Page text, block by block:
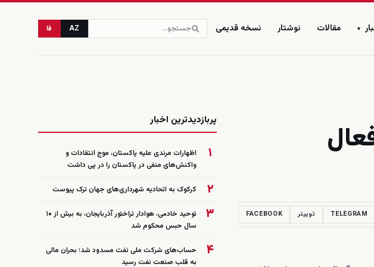
▾ مقالات نوشتار نسخه قدیمی AZ فا
TELEGRAM توییتر FACEBOOK
پربازدیدترین اخبار
۱
اظهارات مرندی علیه پاکستان، موج انتقادات و
واکنش‌های منفی در پاکستان را در پی داشت
۲ کرکوک به اتحادیه شهرداری‌های جهان ترک پیوست
۳
توحید خادمی، هوادار تراختور آذربایجان، به بیش از ۱۰
سال حبس محکوم شد
۴
حساب‌های شرکت ملی نفت مسدود شد؛ بحران مالی
به قلب صنعت نفت رسید